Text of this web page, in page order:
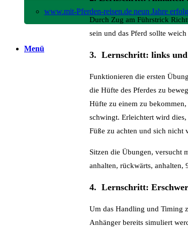
www.mit-Pferden-reisen.de neun Jahre
Menü
Durch Zug am Führstrick
sein und das Pferd sollte
3. Lernschritt: links und
Funktionieren die ersten
die Hüfte des Pferdes zu
Hüfte zu einem zu
schwingt. Erleichtert wird
Füße zu achten und sich nicht
Sitzen die Übungen, versucht
anhalten, rückwärts, anhalten,
4. Lernschritt:
Um das Handling und Timing
Anhänger bereits simuliert